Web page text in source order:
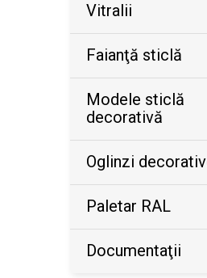
Vitralii
Faianţă sticlă
Modele sticlă
decorativă
Oglinzi
Paletar RAL
Documentaţii